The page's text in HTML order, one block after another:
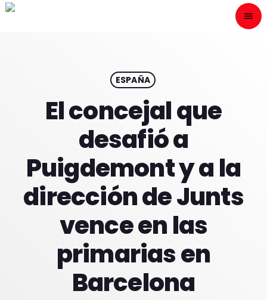
menu
HOME
PROGRAMACION
NUESTRAS FRECUENCIAS
ESPAÑA
El concejal que
desafió a
Puigdemont y a la
dirección de Junts
vence en las
primarias en
Barcelona